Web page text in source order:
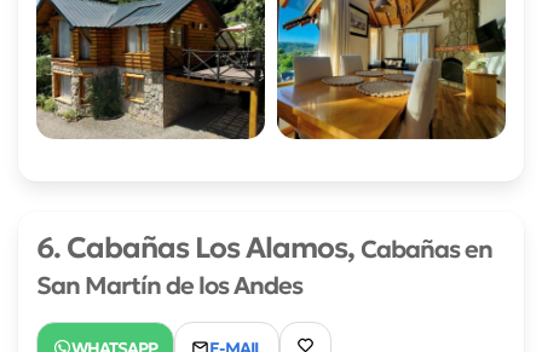
6. Cabañas Los Alamos, Cabañas en
San Martín de los Andes